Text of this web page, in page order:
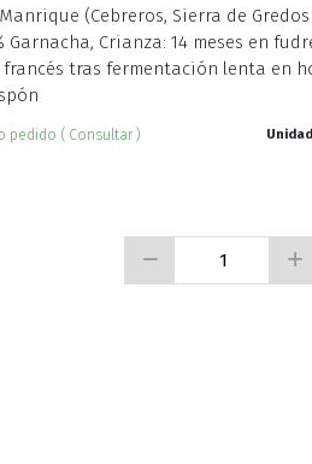
(Cebreros, Sierra de Gredos
Garnacha, Crianza: 14 meses en
francés tras fermentación lenta en
pedido ( Consultar )